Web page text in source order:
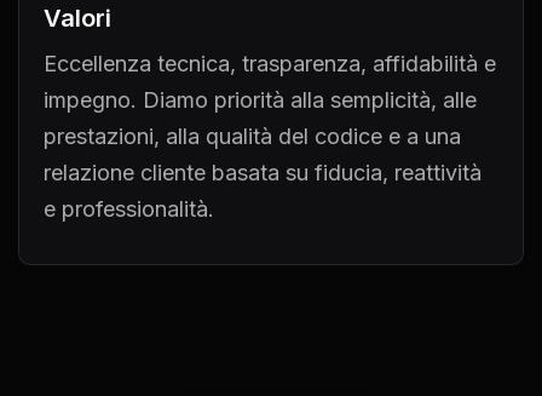
Valori
Eccellenza tecnica, trasparenza, affidabilità e
impegno. Diamo priorità alla semplicità, alle
prestazioni, alla qualità del codice e a una
relazione cliente basata su fiducia, reattività
e professionalità.